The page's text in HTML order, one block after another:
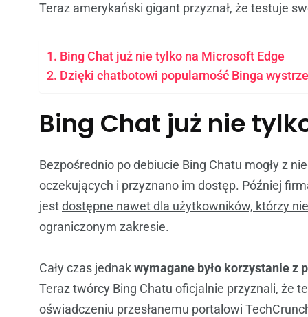
Teraz amerykański gigant przyznał, że testuje
Bing Chat już nie tylko na Microsoft Edge
Dzięki chatbotowi popularność Binga
Bing Chat już nie
Bezpośrednio po debiucie Bing Chatu mogły z
oczekujących i przyznano im dostęp. Później
jestdostępne nawet dla użytkowników, którzy
ograniczonym zakresie.
Cały czas jednakwymagane było korzystanie
Teraz twórcy Bing Chatu oficjalnie przyznali, że
oświadczeniu przesłanemu portalowi